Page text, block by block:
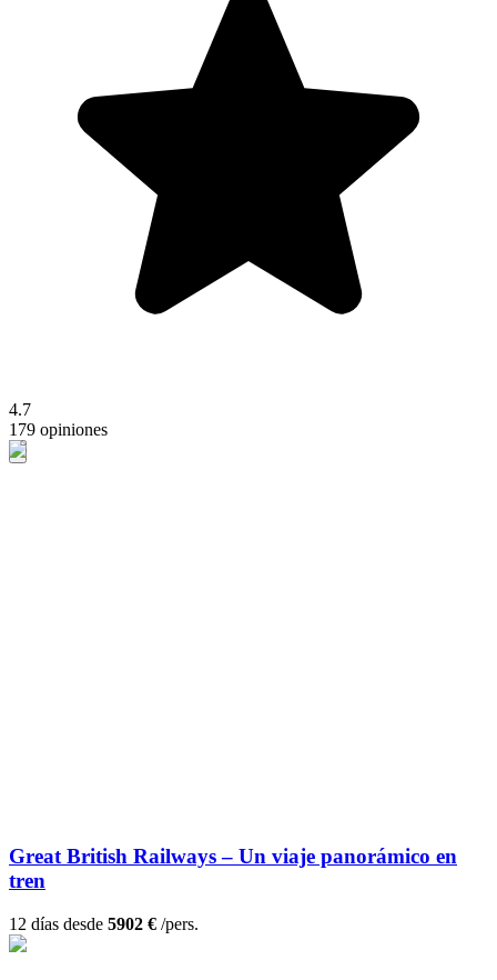
4.7
179 opiniones
Great British Railways – Un viaje panorámico en
tren
12 días desde 5902 € /pers.